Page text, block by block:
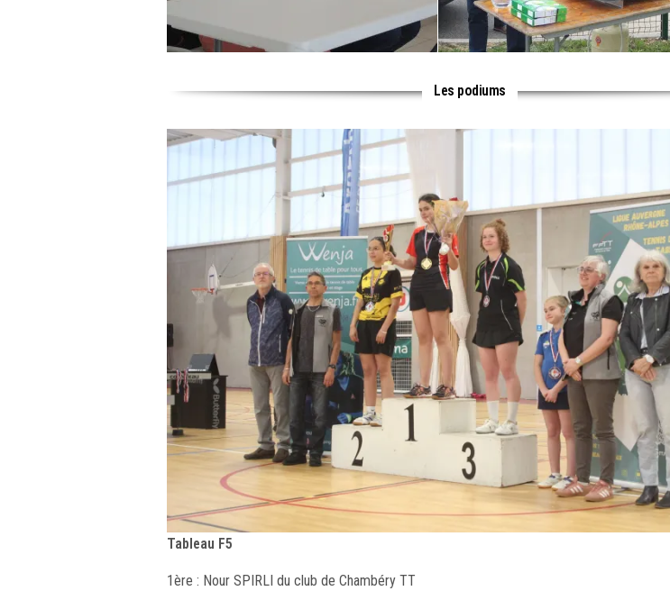
Les podiums
Tableau F5
1ère : Nour SPIRLI du club de Chambéry TT